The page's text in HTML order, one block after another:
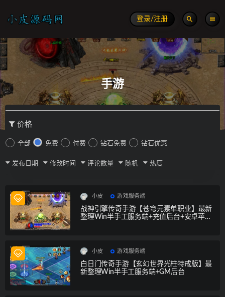
登录/注册
手游
价格
全部 免费 付费 钻石免费 钻石优惠
发布日期 修改时间 评论数量 随机 热度
小皮 游戏服务端
战神引擎传奇手游【苍穹元素单职业】最新
整理Win半手工服务端+充值后台+安卓苹果
小皮 游戏服务端
白日门传奇手游【玄幻世界光柱特戒版】最
新整理Win半手工服务端+GM后台